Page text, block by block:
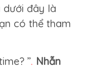
dưới đây là
có thể tham
”. Nhẫn